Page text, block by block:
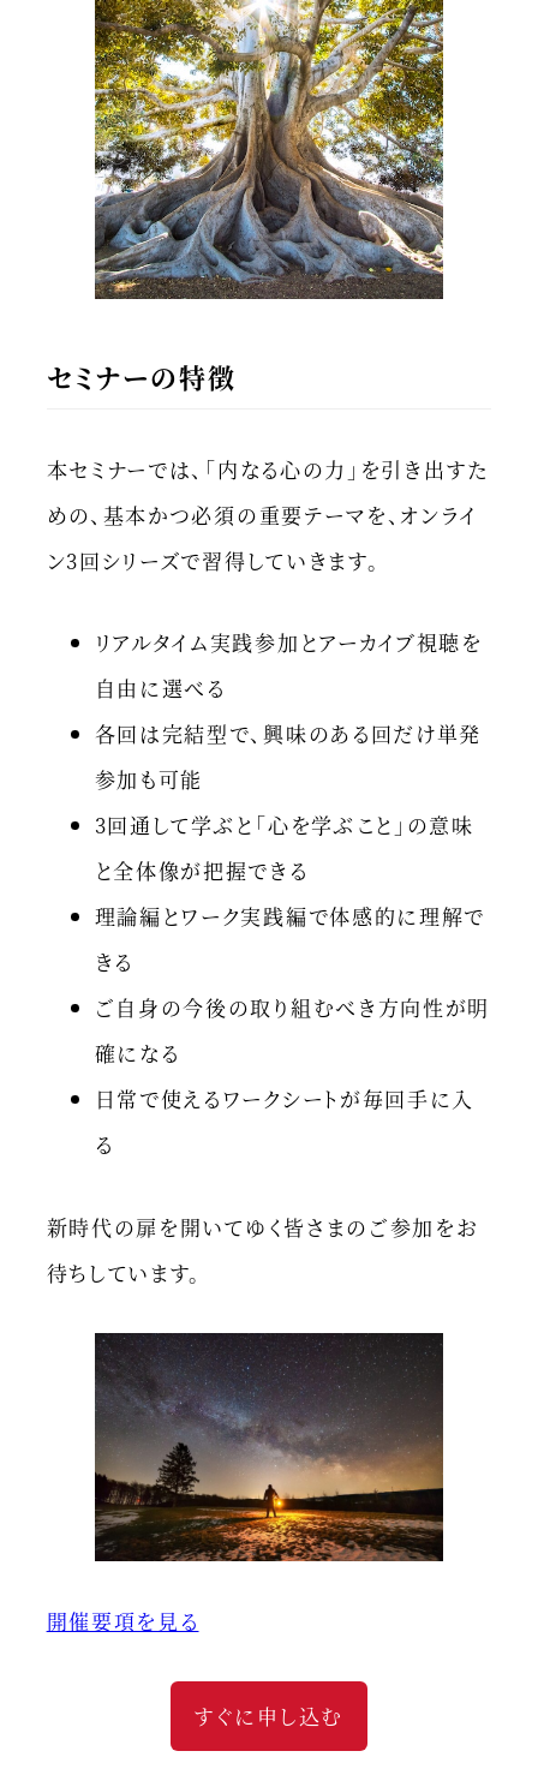
セミナーの特徴
本セミナーでは、「内なる心の力」を引き出すた
めの、基本かつ必須の重要テーマを、オンライ
ン3回シリーズで習得していきます。
リアルタイム実践参加とアーカイブ視聴を
自由に選べる
各回は完結型で、興味のある回だけ単発
参加も可能
3回通して学ぶと「心を学ぶこと」の意味
と全体像が把握できる
理論編とワーク実践編で体感的に理解で
きる
ご自身の今後の取り組むべき方向性が明
確になる
日常で使えるワークシートが毎回手に入
る
新時代の扉を開いてゆく皆さまのご参加をお
待ちしています。
開催要項を見る
すぐに申し込む